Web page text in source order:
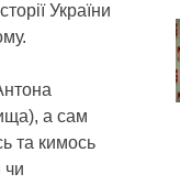
України
а сам
та кимось
чи